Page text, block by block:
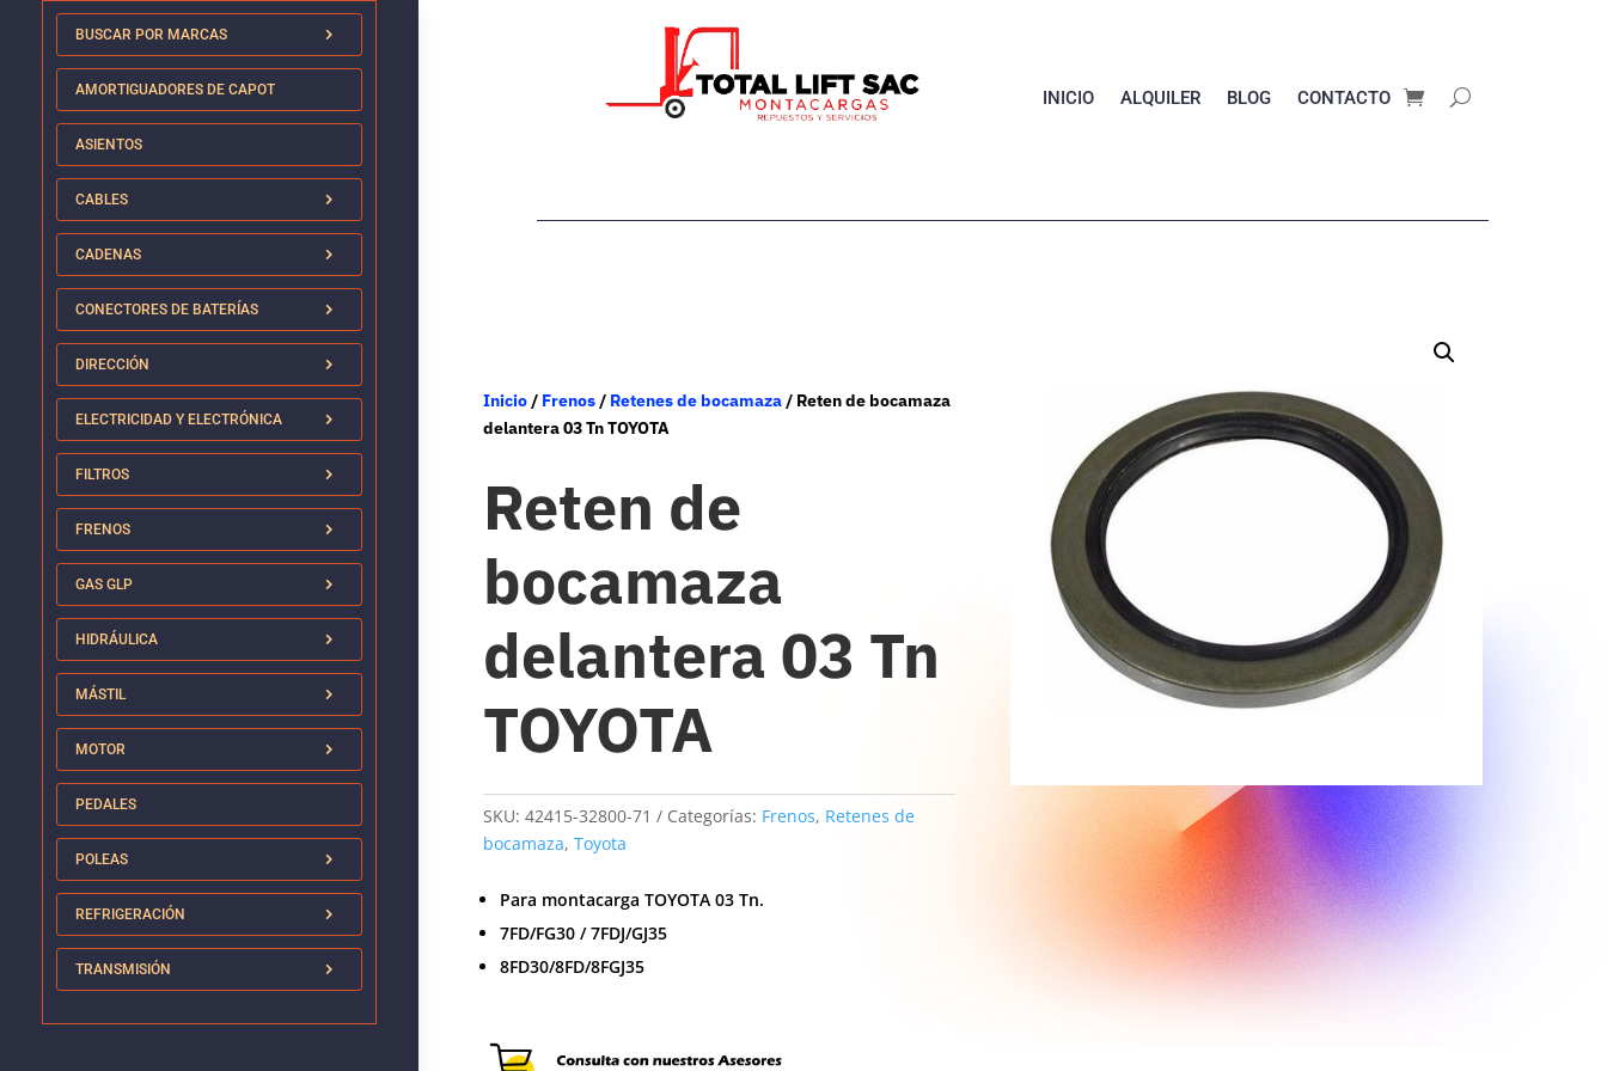
BUSCAR POR MARCAS
AMORTIGUADORES DE CAPOT
ASIENTOS
CABLES
CADENAS
CONECTORES DE BATERÍAS
DIRECCIÓN
ELECTRICIDAD Y ELECTRÓNICA
FILTROS
FRENOS
GAS GLP
HIDRÁULICA
MÁSTIL
MOTOR
PEDALES
POLEAS
REFRIGERACIÓN
TRANSMISIÓN
INICIO ALQUILER BLOG CONTACTO
Inicio/ Frenos/ Retenes de bocamaza/ Reten de bocamaza
delantera 03 Tn TOYOTA
Reten de
bocamaza
delantera 03 Tn
TOYOTA
SKU:42415-32800-71 Categorías: Frenos, Retenes de
bocamaza,Toyota
Para montacarga TOYOTA 03 Tn.
7FD/FG30 / 7FDJ/GJ35
8FD30/8FD/8FGJ35